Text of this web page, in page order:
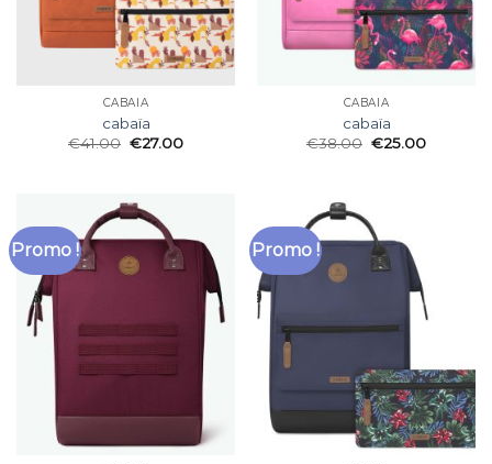
CABAÏA
cabaïa
€41.00 €27.00
CABAÏA
cabaïa
€38.00 €25.00
Promo ! Promo !